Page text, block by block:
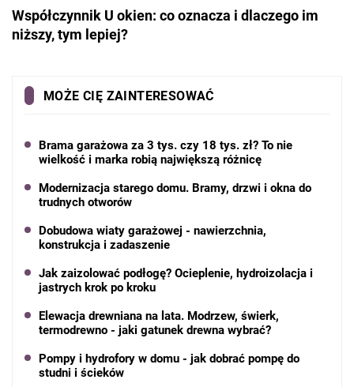
Współczynnik U okien: co oznacza i dlaczego im
niższy, tym lepiej?
MOŻE CIĘ ZAINTERESOWAĆ
Brama garażowa za 3 tys. czy 18 tys. zł? To nie
wielkość i marka robią największą różnicę
Modernizacja starego domu. Bramy, drzwi i okna do
trudnych otworów
Dobudowa wiaty garażowej - nawierzchnia,
konstrukcja i zadaszenie
Jak zaizolować podłogę? Ocieplenie, hydroizolacja i
jastrych krok po kroku
Elewacja drewniana na lata. Modrzew, świerk,
termodrewno - jaki gatunek drewna wybrać?
Pompy i hydrofory w domu - jak dobrać pompę do
studni i ścieków